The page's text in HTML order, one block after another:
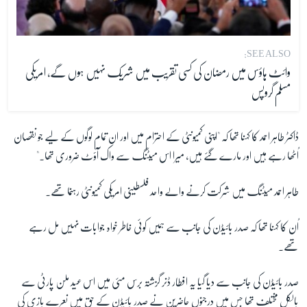
SEE ALSO:
وائٹ ہاؤس میں رمضان کی کسی تقریب میں شریک نہیں ہوں گے، امریکی
مسلم گروپس
ڈاکٹر طاہر احمد کا کہنا تھا کہ "اپنی کمیونٹی کے احترام میں اور ان تمام لوگوں کے لیے جو نقصان
اُٹھا رہے ہیں اور مارے گئے ہیں، میرا اس میٹنگ سے واک آؤٹ ضروری تھا۔"
طاہر احمد میٹنگ میں شرکت کرنے والے واحد فلسطینی امریکی کمیونٹی رہنما تھے۔
اُن کا کہنا تھا کہ صدر بائیڈن کی جانب سے ہمیں کوئی خاطر خواہ جوابات نہیں مل رہے
تھے۔
صدر بائیڈن کی جانب سے دیا گیا یہ افطار ڈنر گزشتہ برس مئی میں اس عید ملن پارٹی سے
بالکل مختلف تھا جس میں درجنوں حاضرین نے صدر بائیڈن کے حق میں نعرے بازی کی